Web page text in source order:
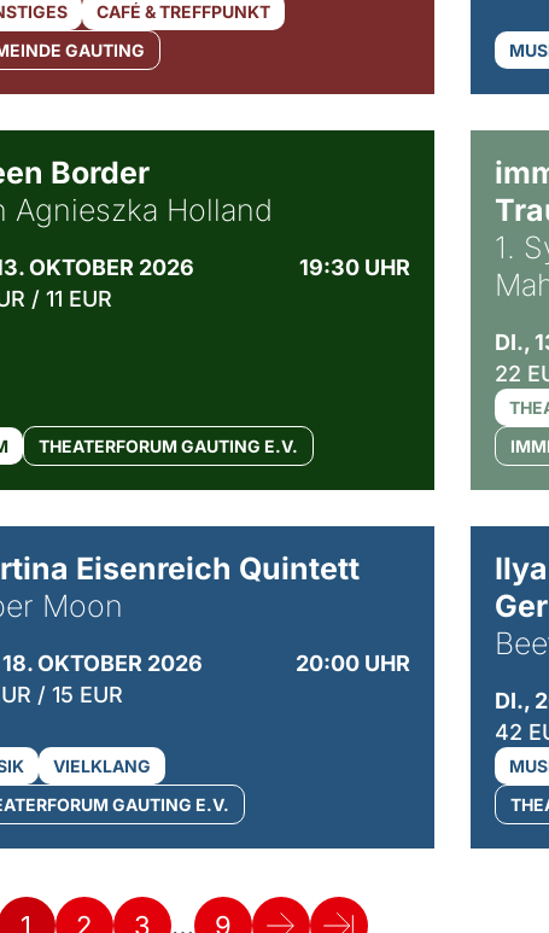
CAFÉ & TREFFPUNKT
GAUTING
Border
Agnieszka Holland
OKTOBER 2026
19:30 UHR
/ 11 EUR
THEATERFORUM GAUTING E.V.
1.
DI.,
22
Eisenreich Quintett
Moon
OKTOBER 2026
20:00 UHR
/ 15 EUR
VIELKLANG
GAUTING E.V.
DI.,
42
1 2 3 … 9